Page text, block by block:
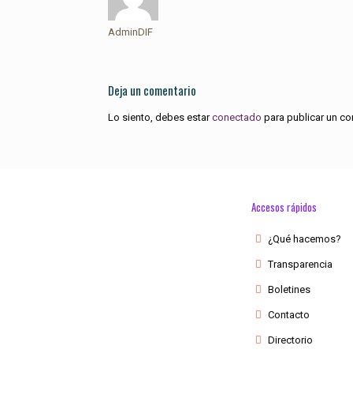
AdminDIF
Deja un comentario
Lo siento, debes estarconectado para publicar un
Accesos rápidos
¿Qué hacemos?
Transparencia
Boletines
Contacto
Directorio